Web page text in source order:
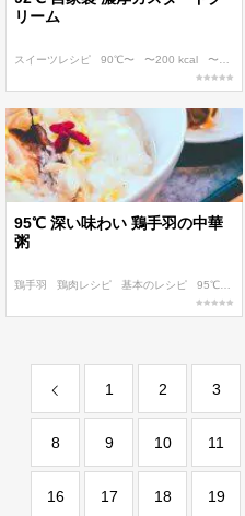
リーム
スイーツレシピ 90℃〜 〜200 kcal 〜300 kcal
95℃ 深い味わい 鶏手羽の中華
粥
鶏手羽 鶏肉レシピ 基本のレシピ 95℃〜
1 2 3
8 9 10 11
16 17 18 19